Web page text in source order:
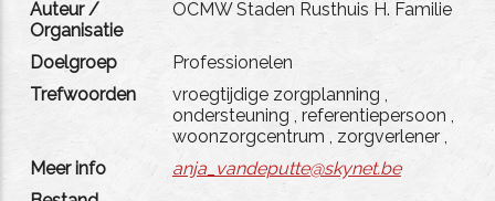
Auteur /
Organisatie
OCMW Staden Rusthuis H. Familie
Doelgroep
Professionelen
Trefwoorden
vroegtijdige zorgplanning
ondersteuning
referentiepersoon
woonzorgcentrum
zorgverlener,
Meer info
anja_vandeputte@skynet.be